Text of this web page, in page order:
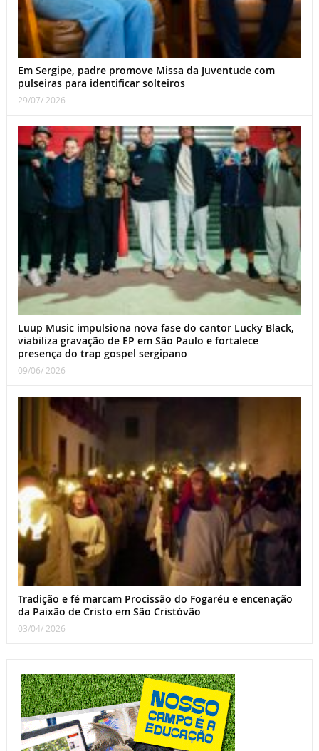
Em Sergipe, padre promove Missa da Juventude com
pulseiras para identificar solteiros
29/07/ 2026
Luup Music impulsiona nova fase do cantor Lucky Black,
viabiliza gravação de EP em São Paulo e fortalece
presença do trap gospel sergipano
09/06/ 2026
Tradição e fé marcam Procissão do Fogaréu e encenação
da Paixão de Cristo em São Cristóvão
03/04/ 2026